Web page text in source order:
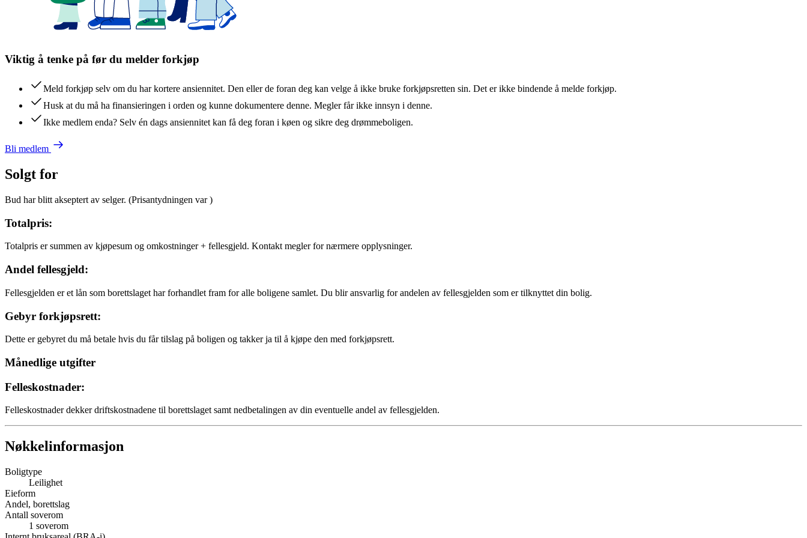
Viktig å tenke på før du melder forkjøp
Meld forkjøp selv om du har kortere ansiennitet. Den eller de foran deg kan velge å ikke bruke forkjøpsretten sin. Det er ikke bindende å melde forkjøp.
Husk at du må ha finansieringen i orden og kunne dokumentere denne. Megler får ikke innsyn i denne.
Ikke medlem enda? Selv én dags ansiennitet kan få deg foran i køen og sikre deg drømmeboligen.
Bli medlem
Solgt for
Bud har blitt akseptert av selger. (Prisantydningen var)
Totalpris:
Totalpris er summen av kjøpesum og omkostninger + fellesgjeld. Kontakt megler for nærmere opplysninger.
Andel fellesgjeld:
Fellesgjelden er et lån som borettslaget har forhandlet fram for alle boligene samlet. Du blir ansvarlig for andelen av fellesgjelden som er tilknyttet din bolig.
Gebyr forkjøpsrett:
Dette er gebyret du må betale hvis du får tilslag på boligen og takker ja til å kjøpe den med forkjøpsrett.
Månedlige utgifter
Felleskostnader:
Felleskostnader dekker driftskostnadene til borettslaget samt nedbetalingen av din eventuelle andel av fellesgjelden.
Nøkkelinformasjon
Boligtype
Leilighet
Eieform
Andel, borettslag
Antall soverom
1 soverom